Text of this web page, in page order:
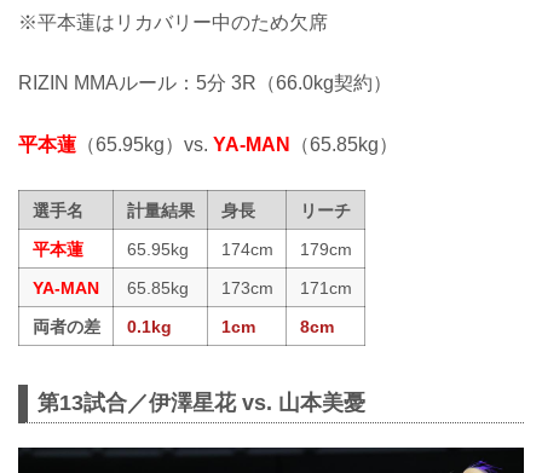
※平本蓮はリカバリー中のため欠席
RIZIN MMAルール：5分 3R（66.0kg契約）
平本蓮 （65.95kg）vs. YA-MAN （65.85kg）
選手名 計量結果 身長
リーチ
平本蓮
65.95kg 174cm
179cm
YA-MAN
65.85kg 173cm
171cm
両者の差
0.1kg 1cm 8cm
第13試合／伊澤星花 vs. 山本美憂